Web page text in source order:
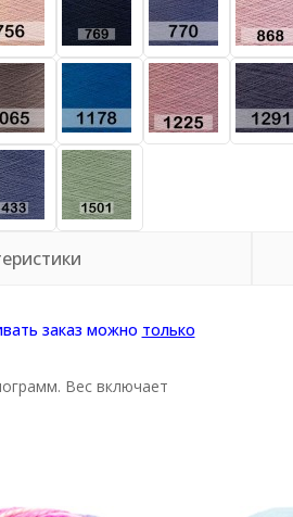
заказ можно только
Вес включает